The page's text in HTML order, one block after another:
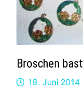
Broschen
18. Juni 2014